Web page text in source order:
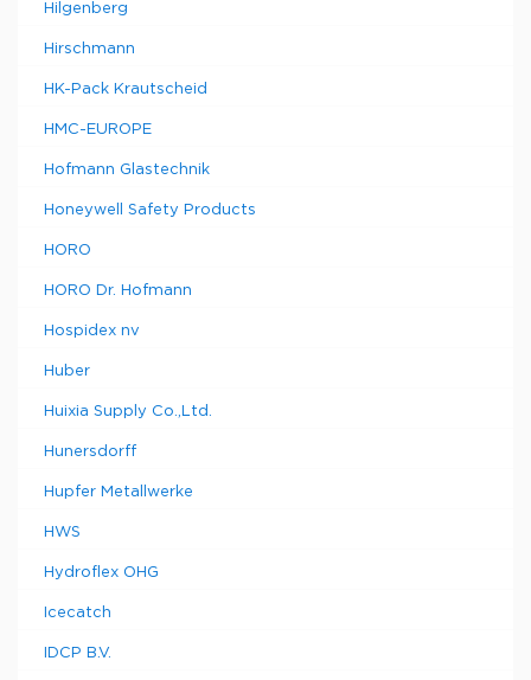
Hilgenberg
Hirschmann
HK-Pack Krautscheid
HMC-EUROPE
Hofmann Glastechnik
Honeywell Safety Products
HORO
HORO Dr. Hofmann
Hospidex nv
Huber
Huixia Supply Co.,Ltd.
Hunersdorff
Hupfer Metallwerke
HWS
Hydroflex OHG
Icecatch
IDCP B.V.